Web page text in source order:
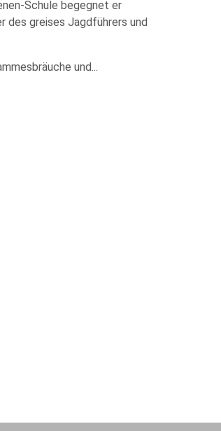
Schule begegnet er
des greises Jagdführers und
und...